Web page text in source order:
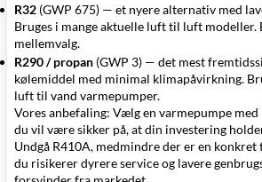
R32 (GWP 675) — et nyere alternativ med
Bruges i mange aktuelle luft til luft
mellemvalg.
R290 / propan (GWP 3) — det mest
kølemiddel med minimal klimapåvirkning.
luft til vand varmepumper.
Vores anbefaling: Vælg en varmepumpe med
du vil være sikker på, at din investering
Undgå R410A, medmindre der er en
du risikerer dyrere service og lavere